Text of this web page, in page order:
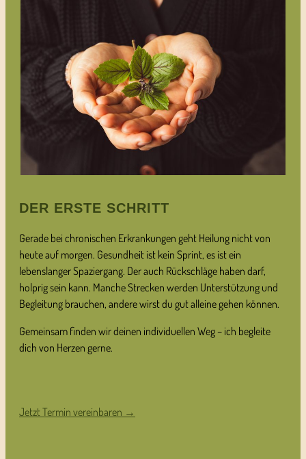
DER ERSTE SCHRITT
Gerade bei chronischen Erkrankungen geht Heilung nicht von
heute auf morgen. Gesundheit ist kein Sprint, es ist ein
lebenslanger Spaziergang. Der auch Rückschläge haben darf,
holprig sein kann. Manche Strecken werden Unterstützung und
Begleitung brauchen, andere wirst du gut alleine gehen können.
Gemeinsam finden wir deinen individuellen Weg – ich begleite
dich von Herzen gerne.
Jetzt Termin vereinbaren →